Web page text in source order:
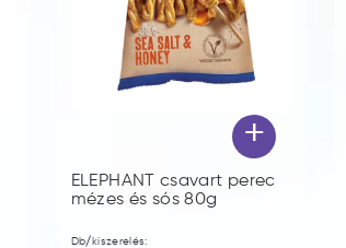
+
ELEPHANT csavart perec
mézes és sós 80g
Db/kiszerelés: